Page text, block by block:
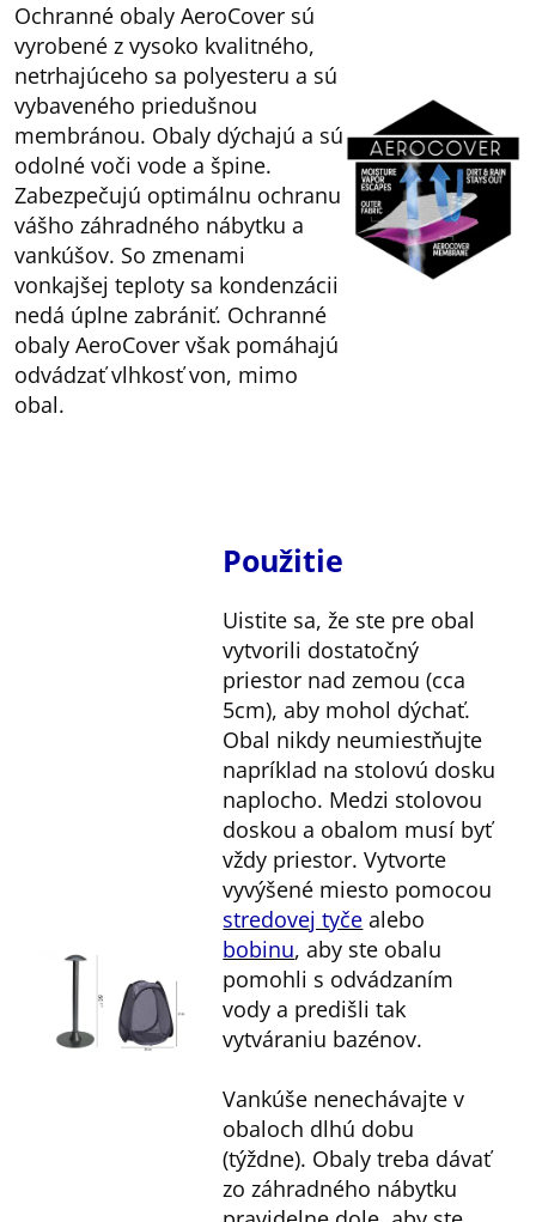
Ochranné obaly AeroCover sú
vyrobené z vysoko kvalitného,
netrhajúceho sa polyesteru a sú
vybaveného priedušnou
membránou. Obaly dýchajú a sú
odolné voči vode a špine.
Zabezpečujú optimálnu ochranu
vášho záhradného nábytku a
vankúšov. So zmenami
vonkajšej teploty sa kondenzácii
nedá úplne zabrániť. Ochranné
obaly AeroCover však pomáhajú
odvádzať vlhkosť von, mimo
obal.
Použitie
Uistite sa, že ste pre obal
vytvorili dostatočný
priestor nad zemou (cca
5cm), aby mohol dýchať.
Obal nikdy neumiestňujte
napríklad na stolovú dosku
naplocho. Medzi stolovou
doskou a obalom musí byť
vždy priestor. Vytvorte
vyvýšené miesto pomocou
stredovej tyče alebo
bobinu, aby ste obalu
pomohli s odvádzaním
vody a predišli tak
vytváraniu bazénov.
Vankúše nenechávajte v
obaloch dlhú dobu
(týždne). Obaly treba dávať
zo záhradného nábytku